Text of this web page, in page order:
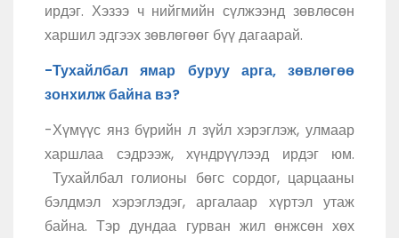
ирдэг. Хэзээ ч нийгмийн сүлжээнд зөвлөсөн
харшил эдгээх зөвлөгөөг бүү дагаарай.
-Тухайлбал ямар буруу арга, зөвлөгөө
зонхилж байна вэ?
-Хүмүүс янз бүрийн л зүйл хэрэглэж, улмаар
харшлаа сэдрээж, хүндрүүлээд ирдэг юм.
Тухайлбал голионы бөгс сордог, царцааны
бэлдмэл хэрэглэдэг, аргалаар хүртэл утаж
байна. Тэр дундаа гурван жил өнжсөн хөх